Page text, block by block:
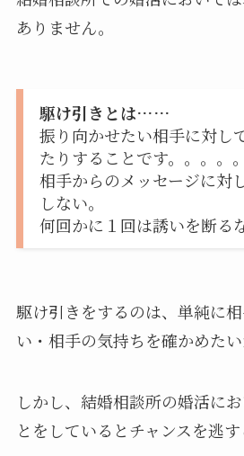
ありません。
駆け引きとは……
振り向かせたい相手に対し
たりすることです。。。。。
相手からのメッセージに対
しない。
何回かに１回は誘いを断る
駆け引きをするのは、単純に
い・相手の気持ちを確かめたい
しかし、結婚相談所の婚活に
とをしているとチャンスを逃す